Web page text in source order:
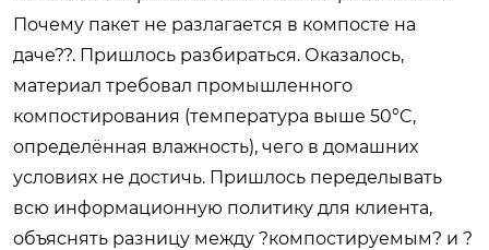
Почему пакет не разлагается в компосте на
даче??. Пришлось разбираться. Оказалось,
материал требовал промышленного
компостирования (температура выше 50°C,
определённая влажность), чего в домашних
условиях не достичь. Пришлось переделывать
всю информационную политику для клиента,
объяснять разницу между ?компостируемым? и ?